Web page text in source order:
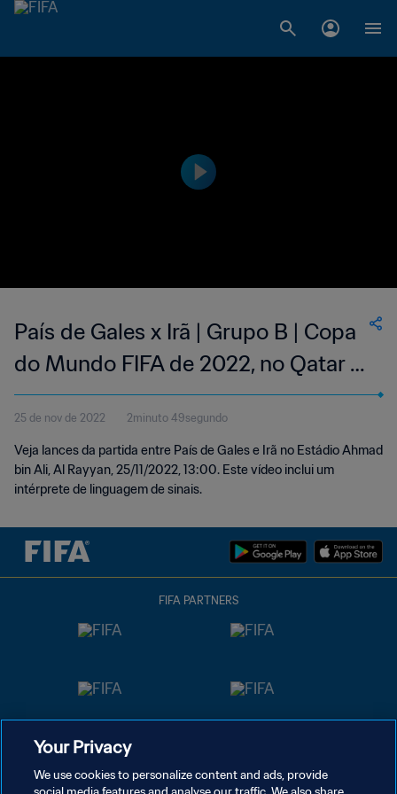
País de Gales x Irã | Grupo B | Copa
do Mundo FIFA de 2022, no Qatar |
Melhores momentos (Linguagem de
sinais)
25 de nov de 2022 2minuto 49segundo
Veja lances da partida entre País de Gales e Irã no Estádio Ahmad
bin Ali, Al Rayyan, 25/11/2022, 13:00. Este vídeo inclui um
intérprete de linguagem de sinais.
FIFA PARTNERS
Your Privacy
We use cookies to personalize content and ads, provide